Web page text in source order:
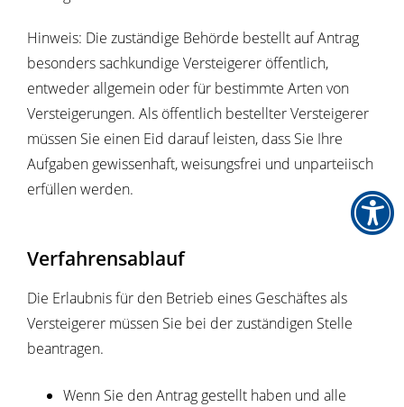
Hinweis: Die zuständige Behörde bestellt auf Antrag
besonders sachkundige Versteigerer öffentlich,
entweder allgemein oder für bestimmte Arten von
Versteigerungen. Als öffentlich bestellter Versteigerer
müssen Sie einen Eid darauf leisten, dass Sie Ihre
Aufgaben gewissenhaft, weisungsfrei und unparteiisch
erfüllen werden.
Verfahrensablauf
Die Erlaubnis für den Betrieb eines Geschäftes als
Versteigerer müssen Sie bei der zuständigen Stelle
beantragen.
Wenn Sie den Antrag gestellt haben und alle